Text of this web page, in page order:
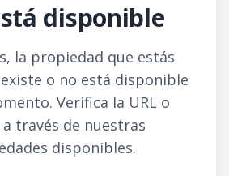
disponible
la propiedad que estás
o no está disponible
Verifica la URL o
a través de nuestras
disponibles.